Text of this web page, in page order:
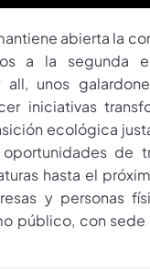
abierta la
a la segunda
all, unos
iniciativas
ecológica
de
hasta el
y personas
público, con sede